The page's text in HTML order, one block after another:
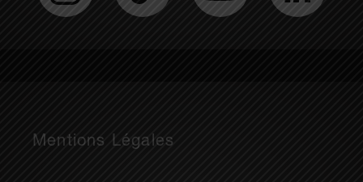
Mentions Légales